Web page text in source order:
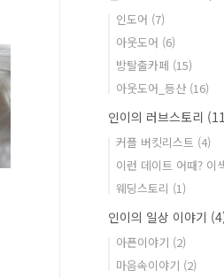
인도어 (7)
아웃도어 (6)
방탈출카페 (15)
아웃도어_등산 (16)
인이의 러브스토리
커플 버킷리스트 (4)
이런 데이트 어때? 이
웨딩스토리 (1)
인이의 일상 이야기
아픈이야기 (2)
마음속이야기 (2)